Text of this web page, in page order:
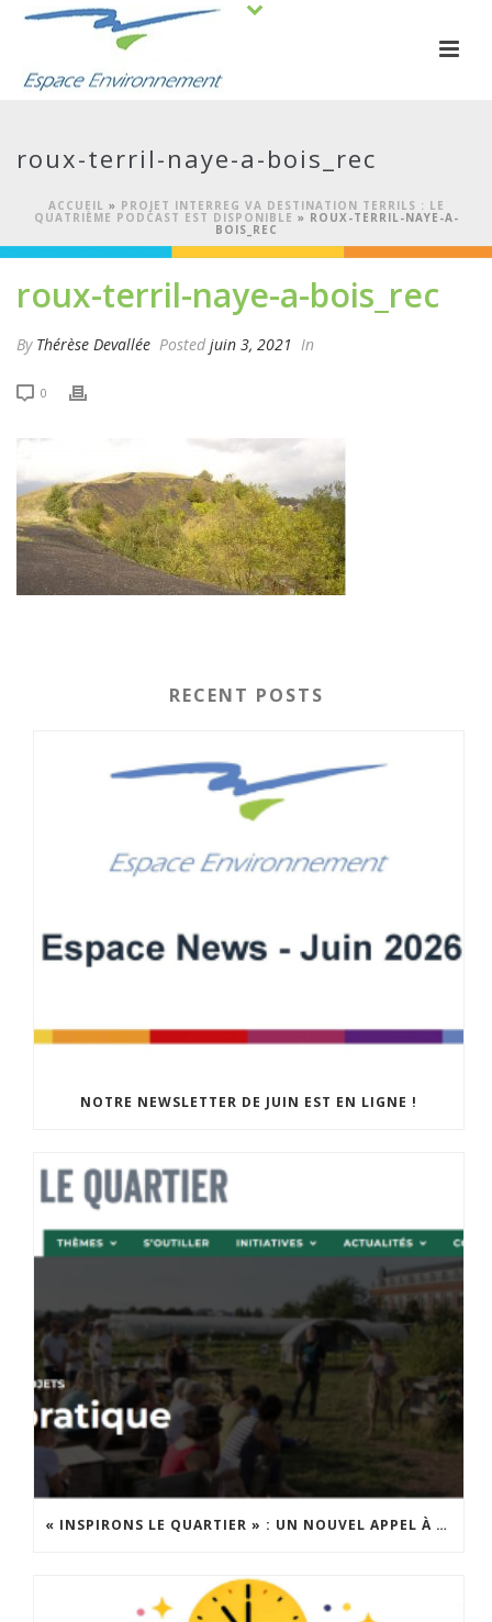
roux-terril-naye-a-bois_rec
ACCUEIL » PROJET INTERREG VA DESTINATION TERRILS : LE
QUATRIÈME PODCAST EST DISPONIBLE » ROUX-TERRIL-NAYE-A-
BOIS_REC
roux-terril-naye-a-bois_rec
By Thérèse Devallée Posted juin 3, 2021 In
0
RECENT POSTS
NOTRE NEWSLETTER DE JUIN EST EN LIGNE !
« INSPIRONS LE QUARTIER » : UN NOUVEL APPEL À PROJETS EST LANCÉ !